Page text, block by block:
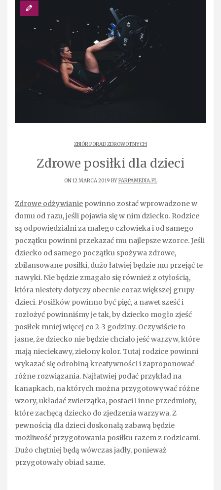
ZBIÓR PORAD ZDROWOTNYCH
Zdrowe posiłki dla dzieci
ON 12 MARCA 2019 BYPARPAMEDIA.PL
Zdrowe odżywianie powinno zostać wprowadzone w
domu od razu, jeśli pojawia się w nim dziecko. Rodzice
są odpowiedzialni za małego człowieka i od samego
początku powinni przekazać mu najlepsze wzorce. Jeśli
dziecko od samego początku spożywa zdrowe,
zbilansowane posiłki, dużo łatwiej będzie mu przejąć te
nawyki. Nie będzie zmagało się również z otyłością,
która niestety dotyczy obecnie coraz większej grupy
dzieci. Posiłków powinno być pięć, a nawet sześć i
rozłożyć powinniśmy je tak, by dziecko mogło zjeść
posiłek mniej więcej co 2-3 godziny. Oczywiście to
jasne, że dziecko nie będzie chciało jeść warzyw, które
mają nieciekawy, zielony kolor. Tutaj rodzice powinni
wykazać się odrobiną kreatywności i zaproponować
różne rozwiązania. Najłatwiej podać przykład na
kanapkach, na których można przygotowywać różne
wzory, układać zwierzątka, postaci i inne przedmioty,
które zachęcą dziecko do zjedzenia warzywa. Z
pewnością dla dzieci doskonałą zabawą będzie
możliwość przygotowania posiłku razem z rodzicami.
Dużo chętniej będą wówczas jadły, ponieważ
przygotowały obiad same.